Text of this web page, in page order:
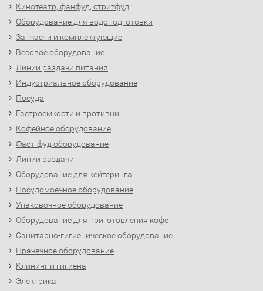
Кинотеатр, фанфуд, стритфуд
Оборудование для водоподготовки
Запчасти и комплектующие
Весовое оборудование
Линии раздачи питания
Индустриальное оборудование
Посуда
Гастроемкости и противни
Кофейное оборудование
Фаст-фуд оборудование
Линии раздачи
Оборудование для кейтеринга
Посудомоечное оборудование
Упаковочное оборудование
Оборудование для приготовления кофе
Санитарно-гигиеническое оборудование
Прачечное оборудование
Клининг и гигиена
Электрика